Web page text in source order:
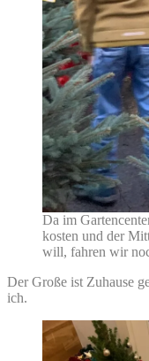
Da im
kosten und der
will, fahren wir
Der Große ist Zuhause
ich.